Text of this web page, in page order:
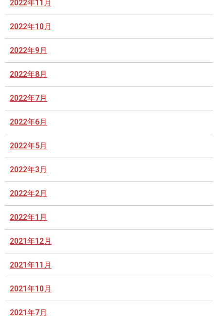
2022年11月
2022年10月
2022年9月
2022年8月
2022年7月
2022年6月
2022年5月
2022年3月
2022年2月
2022年1月
2021年12月
2021年11月
2021年10月
2021年7月